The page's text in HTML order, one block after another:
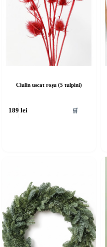
Ciulin uscat roșu (5 tulpini)
189lei 🛒